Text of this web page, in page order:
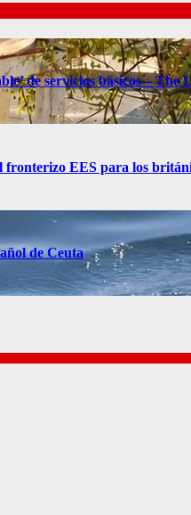
de servicios básicos – The
EES para los
de Ceuta